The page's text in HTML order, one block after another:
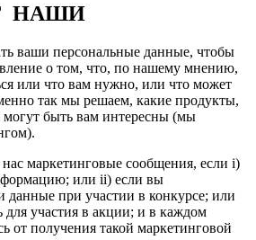
НАШИ
ваши персональные данные, чтобы
о том, что, по нашему мнению,
или что вам нужно, или что может
так мы решаем, какие продукты,
быть вам интересны (мы
маркетинговые сообщения, если i)
или ii) если вы
данные при участии в конкурсе; или
для участия в акции; и в каждом
от получения такой маркетинговой